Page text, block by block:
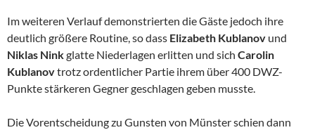
Im weiteren Verlauf demonstrierten die Gäste jedoch ihre
deutlich größere Routine, so dass Elizabeth Kublanov und
Niklas Ninkglatte Niederlagen erlitten und sich Carolin
Kublanovtrotz ordentlicher Partie ihrem über 400 DWZ-
Punkte stärkeren Gegner geschlagen geben musste.
Die Vorentscheidung zu Gunsten von Münster schien dann